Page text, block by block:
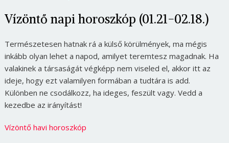
Vízöntő napi horoszkóp (01.21-02.18.)
Természetesen hatnak rá a külső körülmények, ma mégis
inkább olyan lehet a napod, amilyet teremtesz magadnak. Ha
valakinek a társaságát végképp nem viseled el, akkor itt az
ideje, hogy ezt valamilyen formában a tudtára is add.
Különben ne csodálkozz, ha ideges, feszült vagy. Vedd a
kezedbe az irányítást!
Vízöntő havi horoszkóp